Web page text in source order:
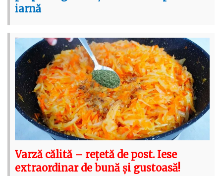
iarnă
Varză călită – rețetă de post. Iese
extraordinar de bună și gustoasă!